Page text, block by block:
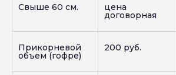
Свыше 60 см. цена
договорная
Прикорневой
объем (гофре)
200 руб.